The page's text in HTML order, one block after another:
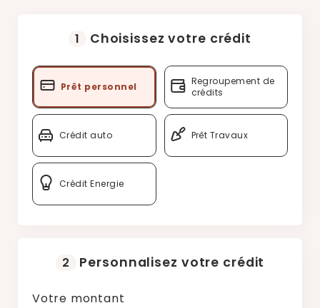
1 Choisissez votre crédit
Prêt personnel
Regroupement de
crédits
Crédit auto Prêt Travaux
Crédit Energie
2 Personnalisez votre crédit
Votre montant